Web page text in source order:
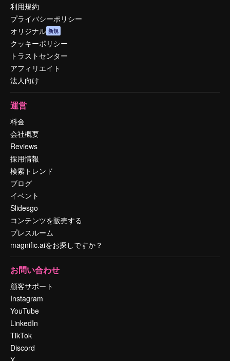
利用規約
プライバシーポリシー
オリジナル 新規
クッキーポリシー
トラストセンター
アフィリエイト
法人向け
運営
料金
会社概要
Reviews
採用情報
検索トレンド
ブログ
イベント
Slidesgo
コンテンツを販売する
プレスルーム
magnific.aiをお探しですか？
お問い合わせ
顧客サポート
Instagram
YouTube
LinkedIn
TikTok
Discord